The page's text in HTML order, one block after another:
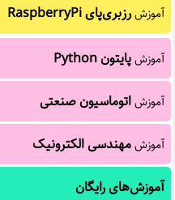
آموزشرزبری‌پای RaspberryPi
آموزشپایتون Python
آموزشاتوماسیون صنعتی
آموزشمهندسی الکترونیک
آموزش‌های رایگان